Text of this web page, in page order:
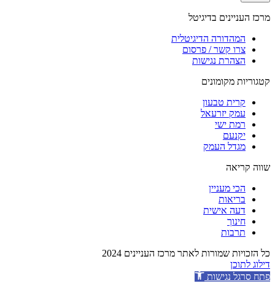
מרכז העניינים בדיגיטל
המהדורה הדיגיטלית
צרו קשר / פרסום
הצהרת נגישות
קטגוריות מקומונים
קרית טבעון
עמק יזרעאל
רמת ישי
יקנעם
מגדל העמק
שווה קריאה
הכי מעניין
בריאות
דעה אישית
חינוך
תרבות
כל הזכויות שמורות לאתר מרכז העניינים 2024
דילוג לתוכן
פתח סרגל נגישות